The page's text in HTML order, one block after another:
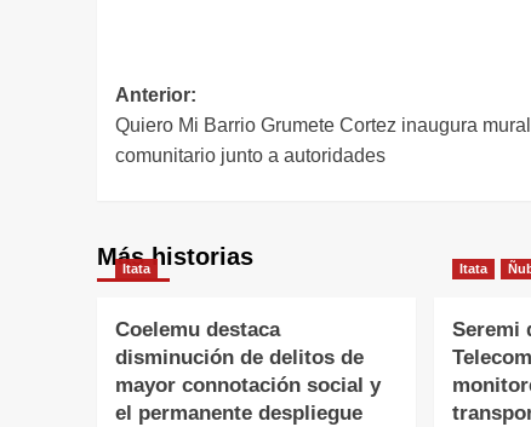
Anterior:
Quiero Mi Barrio Grumete Cortez inaugura mural
comunitario junto a autoridades
Más historias
Itata
Coelemu destaca
disminución de delitos de
mayor connotación social y
el permanente despliegue
Itata
Seremi